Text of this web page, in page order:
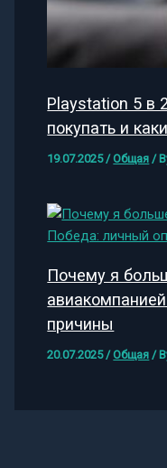
Playstation 5 в
покупать и
19.07.2025 /Общая /
Почему я
причины
20.07.2025/Общая /